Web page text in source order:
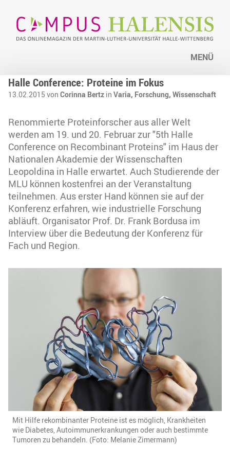
MENÜ
Halle Conference: Proteine im Fokus
13.02.2015 von Corinna Bertz in Varia, Forschung, Wissenschaft
Renommierte Proteinforscher aus aller Welt
werden am 19. und 20. Februar zur "5th Halle
Conference on Recombinant Proteins" im Haus der
Nationalen Akademie der Wissenschaften
Leopoldina in Halle erwartet. Auch Studierende der
MLU können kostenfrei an der Veranstaltung
teilnehmen. Aus erster Hand können sie auf der
Konferenz erfahren, wie industrielle Forschung
abläuft. Organisator Prof. Dr. Frank Bordusa im
Interview über die Bedeutung der Konferenz für
Fach und Region.
Mit Hilfe rekombinanter Proteine ist es möglich, Krankheiten
wie Diabetes, Autoimmunerkrankungen oder auch bestimmte
Tumoren zu behandeln. (Foto: Melanie Zimermann)